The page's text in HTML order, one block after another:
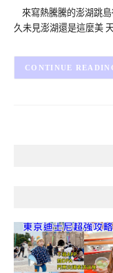
來寫熱騰騰的澎湖跳島
久未見澎湖還是這麼美
CONTINUE